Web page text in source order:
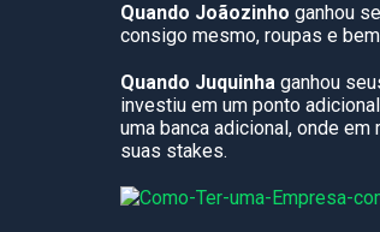
Quando Joãozinho ganhou
consigo mesmo, roupas e
Quando Juquinha ganhou
investiu em um ponto
uma banca adicional, onde
suas stakes.